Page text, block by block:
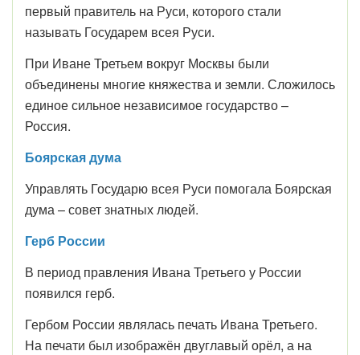
первый правитель на Руси, которого стали
называть Государем всея Руси.
При Иване Третьем вокруг Москвы были
объединены многие княжества и земли. Сложилось
единое сильное независимое государство –
Россия.
Боярская дума
Управлять Государю всея Руси помогала Боярская
дума – совет знатных людей.
Герб России
В период правления Ивана Третьего у России
появился герб.
Гербом России являлась печать Ивана Третьего.
На печати был изображён двуглавый орёл, а на